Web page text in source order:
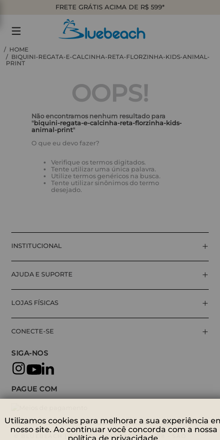
FRETE GRÁTIS ACIMA DE R$ 599*
BIQUINI-REGATA-E-CALCINHA-RETA-FLORZINHA-KIDS-ANIMAL-
PRINT
OOPS!
Não encontramos nenhum resultado para
" biquini-regata-e-calcinha-reta-florzinha-kids-
animal-print"
O que eu devo fazer?
Verifique os termos digitados.
Tente utilizar uma única palavra.
Utilize termos genéricos na busca.
Tente utilizar sinônimos do termo
desejado.
INSTITUCIONAL +
AJUDA E SUPORTE +
LOJAS FÍSICAS +
CONECTE-SE +
SIGA-NOS
PAGUE COM
© BLUEBEACH | AV. NOVA CANTAREIRA, 698 - SÃO
Utilizamos cookies para melhorar a sua experiência
nosso site. Ao continuar você concorda com a nossa